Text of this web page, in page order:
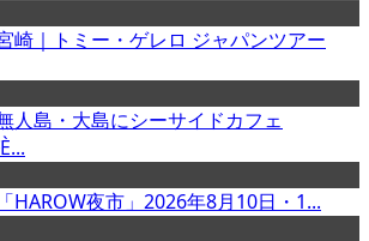
崎｜トミー・ゲレロ ジャパンツアー
人島・大島にシーサイドカフェ
HAROW夜市」2026年8月10日・1...